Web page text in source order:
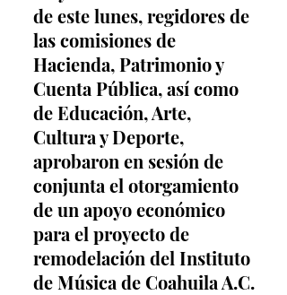
de este lunes, regidores de
las comisiones de
Hacienda, Patrimonio y
Cuenta Pública, así como
de Educación, Arte,
Cultura y Deporte,
aprobaron en sesión de
conjunta el otorgamiento
de un apoyo económico
para el proyecto de
remodelación del Instituto
de Música de Coahuila A.C.